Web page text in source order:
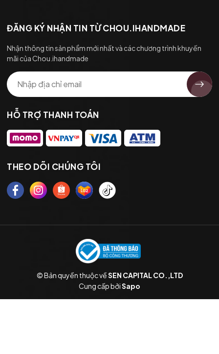
ĐĂNG KÝ NHẬN TIN TỪ CHOU.IHANDMADE
Nhận thông tin sản phẩm mới nhất và các chương trình khuyến
mãi của Chou.ihandmade
HỖ TRỢ THANH TOÁN
THEO DÕI CHÚNG TÔI
© Bản quyền thuộc vềSEN CAPITAL CO.,LTD
Cung cấp bởiSapo